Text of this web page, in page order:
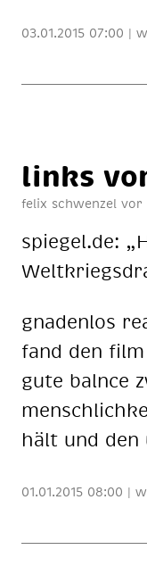
03.01.2015 07:00 |
links
felix schwenzel vor
spie­gel.de:
gna­den­los
fand den
gute bal­nce
hält und den
01.01.2015 08:00 |